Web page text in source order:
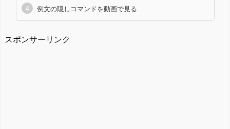
例文の隠しコマンドを動画で見る
スポンサーリンク